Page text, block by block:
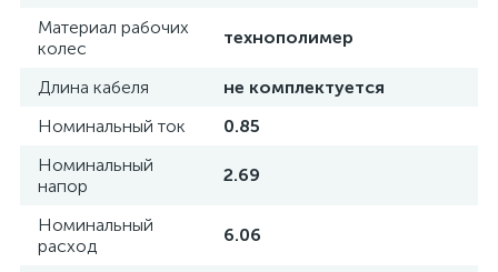
Материал рабочих
колес
технополимер
Длина кабеля
не комплектуется
Номинальный ток
0.85
Номинальный
напор
2.69
Номинальный
расход
6.06